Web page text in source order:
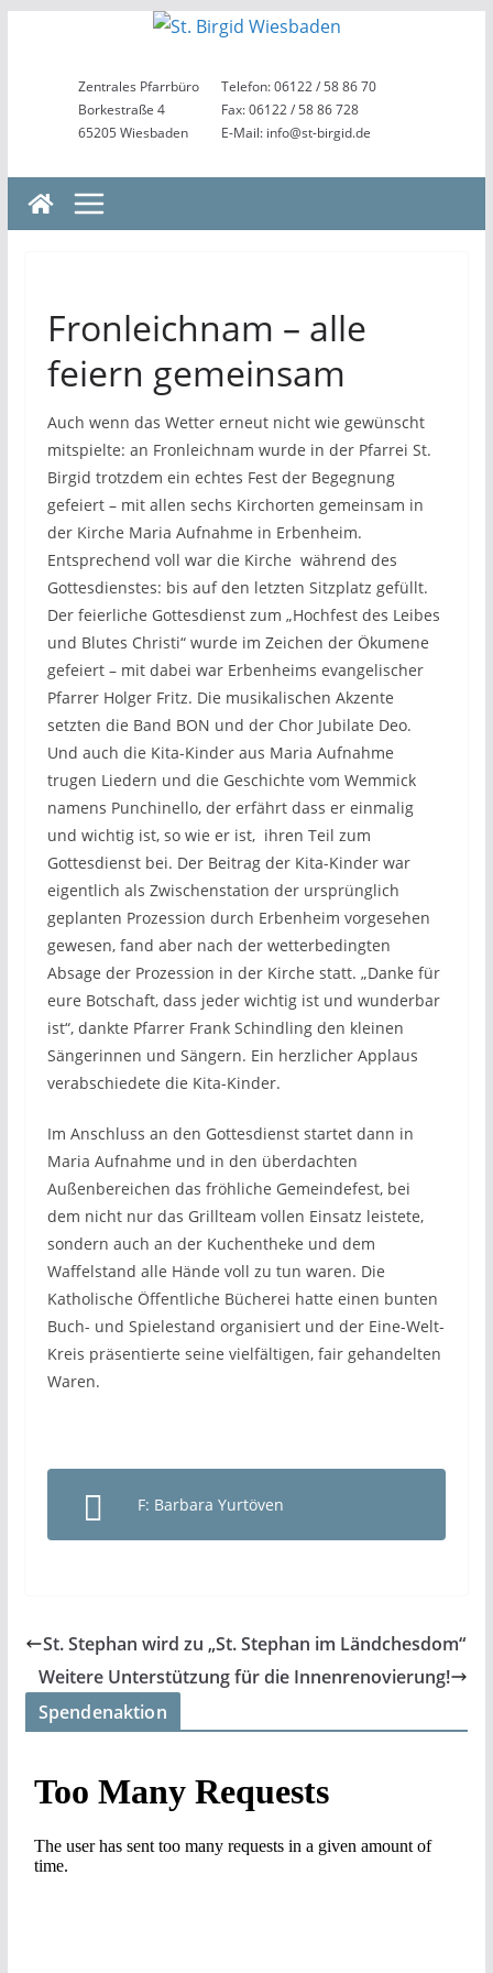
springenZentrales Pfarrbüro
Borkestraße 4
65205 Wiesbaden
Telefon: 06122 / 58 86 70
Fax: 06122 / 58 86 728
E-Mail: info@st-birgid.de
Fronleichnam – alle
feiern gemeinsam
Auch wenn das Wetter erneut nicht wie gewünscht
mitspielte: an Fronleichnam wurde in der Pfarrei St.
Birgid trotzdem ein echtes Fest der Begegnung
gefeiert – mit allen sechs Kirchorten gemeinsam in
der Kirche Maria Aufnahme in Erbenheim.
Entsprechend voll war die Kirche während des
Gottesdienstes: bis auf den letzten Sitzplatz gefüllt.
Der feierliche Gottesdienst zum „Hochfest des Leibes
und Blutes Christi“ wurde im Zeichen der Ökumene
gefeiert – mit dabei war Erbenheims evangelischer
Pfarrer Holger Fritz. Die musikalischen Akzente
setzten die Band BON und der Chor Jubilate Deo.
Und auch die Kita-Kinder aus Maria Aufnahme
trugen Liedern und die Geschichte vom Wemmick
namens Punchinello, der erfährt dass er einmalig
und wichtig ist, so wie er ist, ihren Teil zum
Gottesdienst bei. Der Beitrag der Kita-Kinder war
eigentlich als Zwischenstation der ursprünglich
geplanten Prozession durch Erbenheim vorgesehen
gewesen, fand aber nach der wetterbedingten
Absage der Prozession in der Kirche statt. „Danke für
eure Botschaft, dass jeder wichtig ist und wunderbar
ist“, dankte Pfarrer Frank Schindling den kleinen
Sängerinnen und Sängern. Ein herzlicher Applaus
verabschiedete die Kita-Kinder.
Im Anschluss an den Gottesdienst startet dann in
Maria Aufnahme und in den überdachten
Außenbereichen das fröhliche Gemeindefest, bei
dem nicht nur das Grillteam vollen Einsatz leistete,
sondern auch an der Kuchentheke und dem
Waffelstand alle Hände voll zu tun waren. Die
Katholische Öffentliche Bücherei hatte einen bunten
Buch- und Spielestand organisiert und der Eine-Welt-
Kreis präsentierte seine vielfältigen, fair gehandelten
Waren.
F: Barbara Yurtöven
St. Stephan wird zu „St. Stephan im Ländchesdom“
Weitere Unterstützung für die Innenrenovierung!
Spendenaktion